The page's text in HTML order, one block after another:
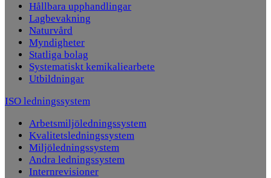
Hållbara upphandlingar
Lagbevakning
Naturvård
Myndigheter
Statliga bolag
Systematiskt kemikaliearbete
Utbildningar
ISO ledningssystem
Arbetsmiljöledningssystem
Kvalitetsledningssystem
Miljöledningssystem
Andra ledningssystem
Internrevisioner